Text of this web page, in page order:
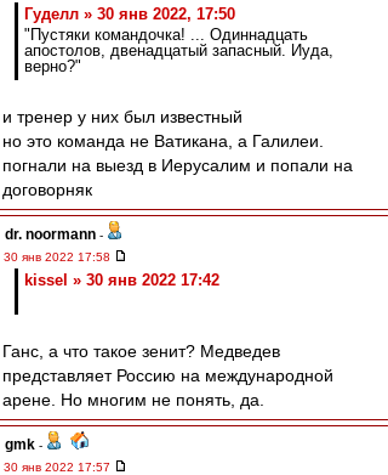
Гуделл » 30 янв 2022, 17:50
"Пустяки командочка! ... Одиннадцать
апостолов, двенадцатый запасный. Иуда,
верно?"
и тренер у них был известный
но это команда не Ватикана, а Галилеи.
погнали на выезд в Иерусалим и попали на
договорняк
dr. noormann -
30 янв 2022 17:58
kissel » 30 янв 2022 17:42
Ганс, а что такое зенит? Медведев
представляет Россию на международной
арене. Но многим не понять, да.
gmk -
30 янв 2022 17:57